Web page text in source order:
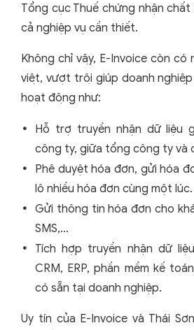
Tổng cục Thuế chứng nhận
cả nghiệp vụ cần thiết.
Không chỉ vậy, E-Invoice còn có
việt, vượt trội giúp doanh
hoạt động như:
Hỗ trợ truyền nhận dữ liệu
công ty, giữa tổng công ty và
Phê duyệt hóa đơn, gửi hóa
lô nhiều hóa đơn cùng một lúc.
Gửi thông tin hóa đơn cho
SMS,…
Tích hợp truyền nhận dữ
CRM, ERP, phần mềm kế
có sẵn tại doanh nghiệp.
Uy tín của E-Invoice và Thái